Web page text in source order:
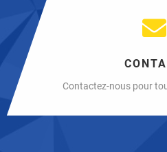
Contactez-nous pour